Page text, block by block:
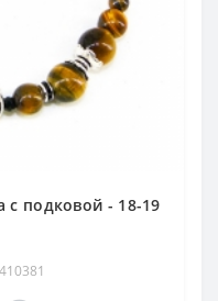
с подковой - 18-19